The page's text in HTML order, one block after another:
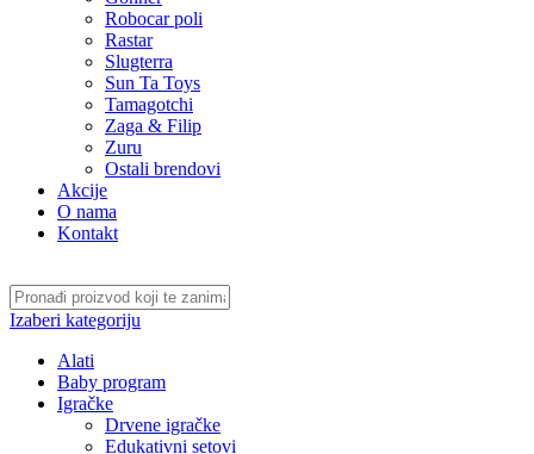
Robocar poli
Rastar
Slugterra
Sun Ta Toys
Tamagotchi
Zaga & Filip
Zuru
Ostali brendovi
Akcije
O nama
Kontakt
Izaberi kategoriju
Alati
Baby program
Igračke
Drvene igračke
Edukativni setovi